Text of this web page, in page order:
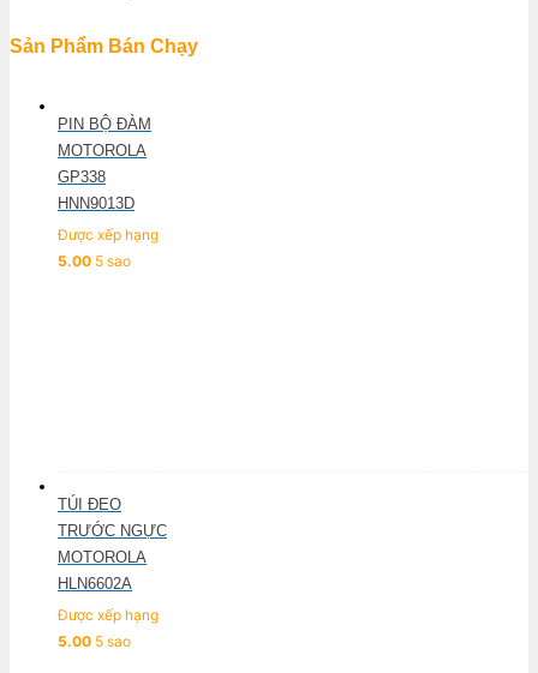
Sản Phẩm Bán Chạy
PIN BỘ ĐÀM
MOTOROLA
GP338
HNN9013D
Được xếp hạng
5.00 5 sao
TÚI ĐEO
TRƯỚC NGỰC
MOTOROLA
HLN6602A
Được xếp hạng
5.00 5 sao